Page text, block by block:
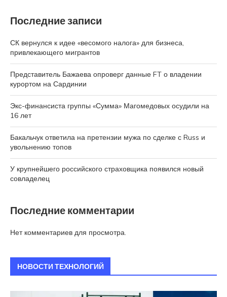
Последние записи
СК вернулся к идее «весомого налога» для бизнеса,
привлекающего мигрантов
Представитель Бажаева опроверг данные FT о владении
курортом на Сардинии
Экс-финансиста группы «Сумма» Магомедовых осудили на
16 лет
Бакальчук ответила на претензии мужа по сделке с Russ и
увольнению топов
У крупнейшего российского страховщика появился новый
совладелец
Последние комментарии
Нет комментариев для просмотра.
НОВОСТИ ТЕХНОЛОГИЙ